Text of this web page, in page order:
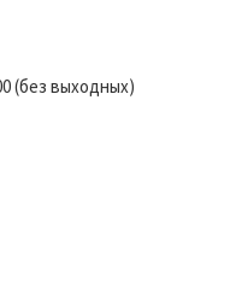
(без выходных)